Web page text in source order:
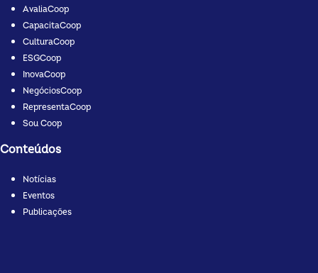
AvaliaCoop
CapacitaCoop
CulturaCoop
ESGCoop
InovaCoop
NegóciosCoop
RepresentaCoop
Sou Coop
Conteúdos
Notícias
Eventos
Publicações